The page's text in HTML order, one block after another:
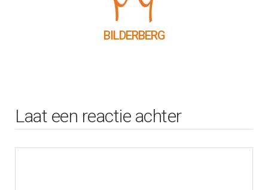
BILDERBERG
Laat een reactie achter